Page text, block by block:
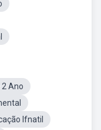
Ano
Ifnatil